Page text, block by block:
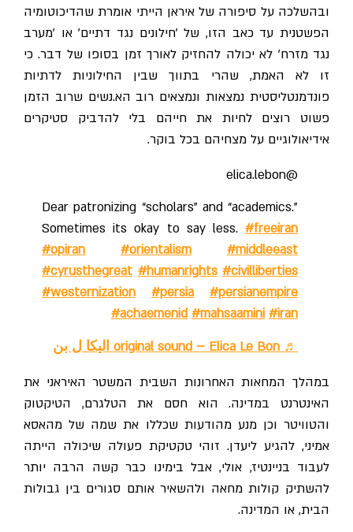
ובהשלכה על סיפורה של איראן הייתי אומרת שהדיכוטומיה
הפשטנית עד כאב הזו, של 'חילונים נגד דתיים' או 'מערב
נגד מזרח' לא יכולה להחזיק לאורך זמן בסופו של דבר. כי
זו לא האמת, שהרי בתווך שבין החילוניות לדתיות
פונדמנטליסטית נמצאות ונמצאים רוב הא.נשים שרוב הזמן
פשוט רוצים לחיות את חייהם בלי להדביק סטיקרים
אידיאולוגיים על מצחיהם בכל בוקר.
@elica.lebon
Dear patronizing “scholars” and “academics.”
Sometimes its okay to say less. #freeiran
#opiran
#orientalism
#middleeast
#cyrusthegreat #humanrights #civilliberties
#westernization
#persia
#persianempire
#achaemenid #mahsaamini #iran
♬ original sound – Elica Le Bon اليكا ل بن
במהלך המחאות האחרונות השבית המשטר האיראני את
האינטרנט במדינה. הוא חסם את הטלגרם, הטיקטוק
והטוויטר וכן מנע מהודעות שכללו את שמה של מהאסא
אמיני, להגיע ליעדן. זוהי טקטיקת פעולה שיכולה הייתה
לעבוד בניינטיז, אולי, אבל בימינו כבר קשה הרבה יותר
להשתיק קולות מחאה ולהשאיר אותם סגורים בין גבולות
הבית, או המדינה.